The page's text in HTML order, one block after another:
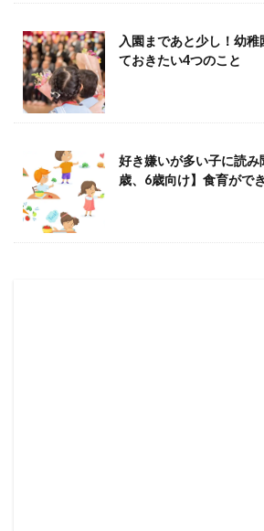
入園まであと少し！幼稚
ておきたい4つのこと
好き嫌いが多い子に読
歳、6歳向け】食育がで